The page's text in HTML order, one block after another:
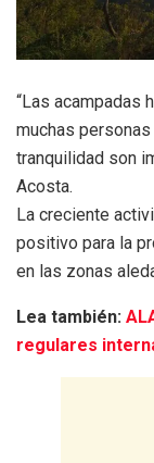
“Las acampadas
muchas
tranquilidad son
Acosta.
La creciente
positivo para la
en las zonas
Lea también:
regulares